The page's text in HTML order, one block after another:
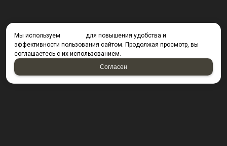
Мы используем
для повышения удобства и
эффективности пользования сайтом. Продолжая просмотр, вы
соглашаетесь с их использованием.
Согласен